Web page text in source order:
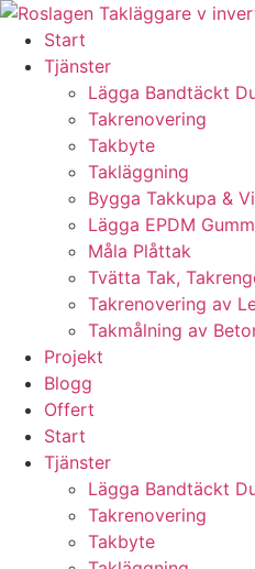
Skip
content
Start
Tjänster
Lägga Bandtäckt
Takrenovering
Takbyte
Takläggning
Bygga Takkupa &
Lägga EPDM
Måla Plåttak
Tvätta Tak,
Takrenovering av
Takmålning av
Projekt
Blogg
Offert
Start
Tjänster
Lägga Bandtäckt
Takrenovering
Takbyte